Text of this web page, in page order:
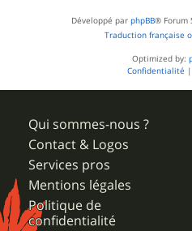
Développé par phpBB® Forum
Traduction française
Optimized by:
Confidentialité |
Qui sommes-nous ?
Contact & Logos
Services pros
Mentions légales
Politique de
confidentialité